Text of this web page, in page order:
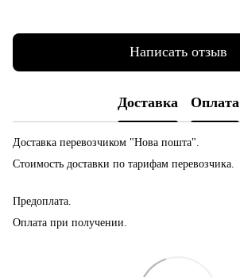
Написать отзыв
Доставка Оплата
Доставка перевозчиком "Нова пошта".
Стоимость доставки по тарифам перевозчика.
Предоплата.
Оплата при получении.